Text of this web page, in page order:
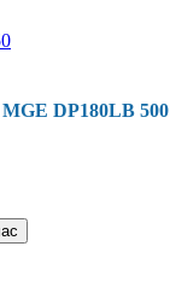
DP180LB 500